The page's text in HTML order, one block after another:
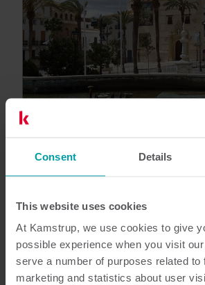
Consent Details
This website uses cookies
At Kamstrup, we use cookies to give
possible experience when you visit
serve a number of purposes related to
marketing and statistics about user
Kundreferens
Albox: enkelheten med
Upptäck hur Albox förbättrar
med Kamstrup och dess NB-IoT
lösning. Ett banbrytande projekt
mätare för att optimera resurser
läckor med hög precision.